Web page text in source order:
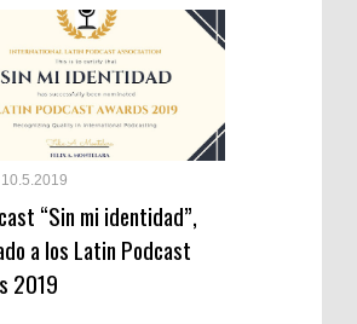
10.5.2019
“Sin mi identidad”,
a los Latin Podcast
2019